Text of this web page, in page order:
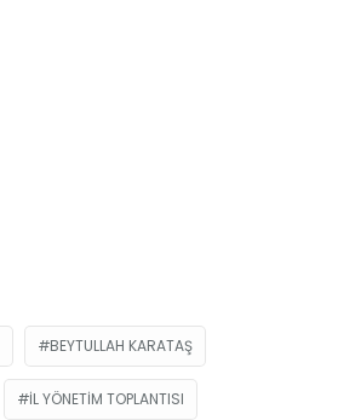
BEYTULLAH KARATAŞ
İL YÖNETIM TOPLANTISI